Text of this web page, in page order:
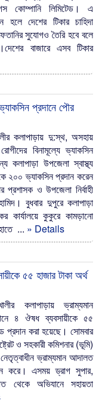
কোম্পানি লিমিটেড। এ
হলে দেশের টিকার চাহিদা
সুযোগও তৈরি হবে বলে
বাজারে এসব টিকার
প্রদানে পৌর
কলাপাড়ায় দু:স্থ, অসহায়
বিনামূল্যে ভ্যাকসিন
কলাপাড়া উপজেলা স্বাস্থ্য
২০০ ভ্যাকসিন প্রদান করেন
প্রশাসক ও উপজেলা নির্বাহী
বুধবার দুপুরে কলাপাড়া
কার্যালয়ে কুকুরে কামড়ানো
... » Details
৫৫ হাজার টাকা অর্থ
কলাপাড়ায় ভ্রাম্যমান
৪ ঔষধ ব্যবসায়ীকে ৫৫
প্রদান করা হয়েছে। সোমবার
ও সহকারী কমিশনার (ভূমি)
ভ্রাম্যমান আদালত
করে। এসময় ড্রাগ সুপার,
থেকে অভিযানে সহায়তা